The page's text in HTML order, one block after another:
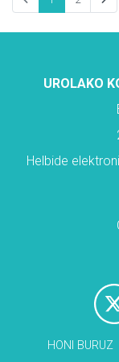
UROLAKO
Helbide
HONI BURUZ